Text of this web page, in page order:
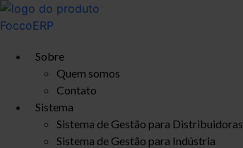
Ir
para
conteúdoSobre
Quem somos
Contato
Sistema
Sistema de Gestão para Distribuidoras
Sistema de Gestão para Indústria